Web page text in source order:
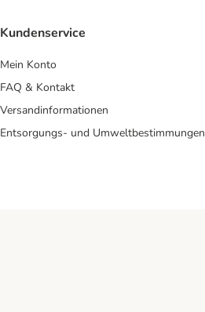
Kundenservice
Mein Konto
FAQ & Kontakt
Versandinformationen
Entsorgungs- und Umweltbestimmungen